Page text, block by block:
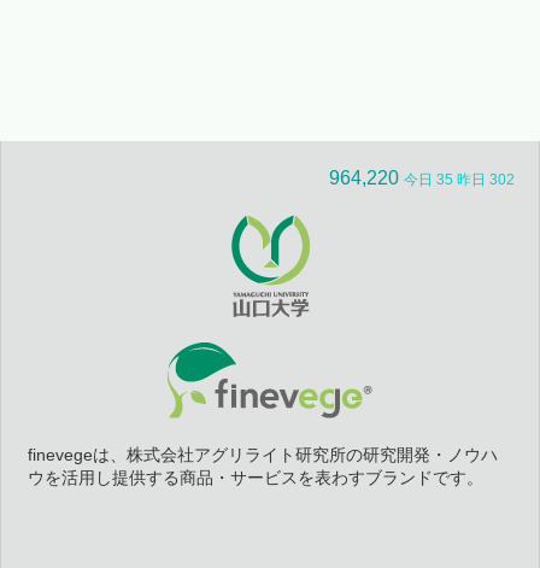
964,220 今日 35 昨日 302
finevegeは、株式会社アグリライト研究所の研究開発・ノウハ
ウを活用し提供する商品・サービスを表わすブランドです。